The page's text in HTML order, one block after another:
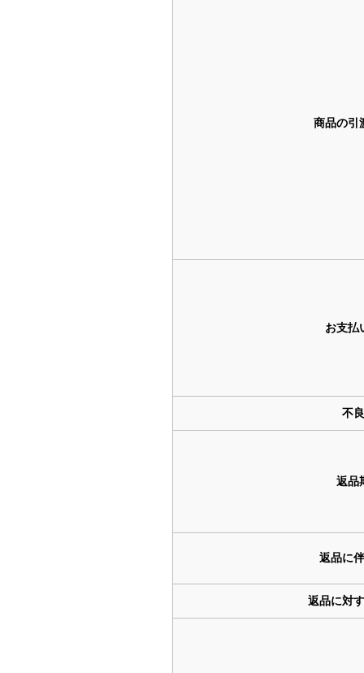
商品の引
お支払
不
返品
返品に
返品に対